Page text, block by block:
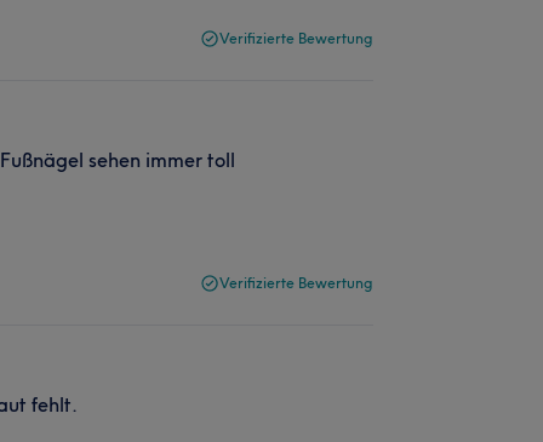
Verifizierte Bewertung
sehen immer toll
Verifizierte Bewertung
fehlt.